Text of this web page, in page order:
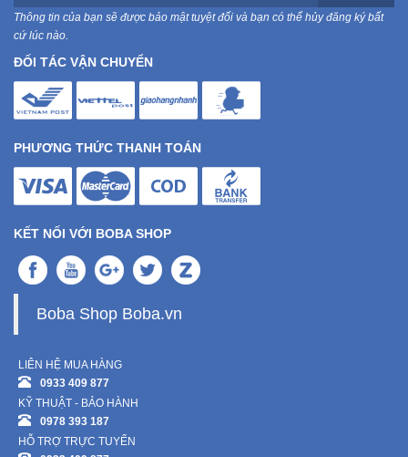
Thông tin của bạn sẽ được bảo mật tuyệt đối và bạn có thể hủy đăng ký bất
cứ lúc nào.
ĐỐI TÁC VẬN CHUYỂN
PHƯƠNG THỨC THANH TOÁN
KẾT NỐI VỚI BOBA SHOP
Boba Shop Boba.vn
LIÊN HỆ MUA HÀNG
0933 409 877
KỸ THUẬT - BẢO HÀNH
0978 393 187
HỖ TRỢ TRỰC TUYẾN